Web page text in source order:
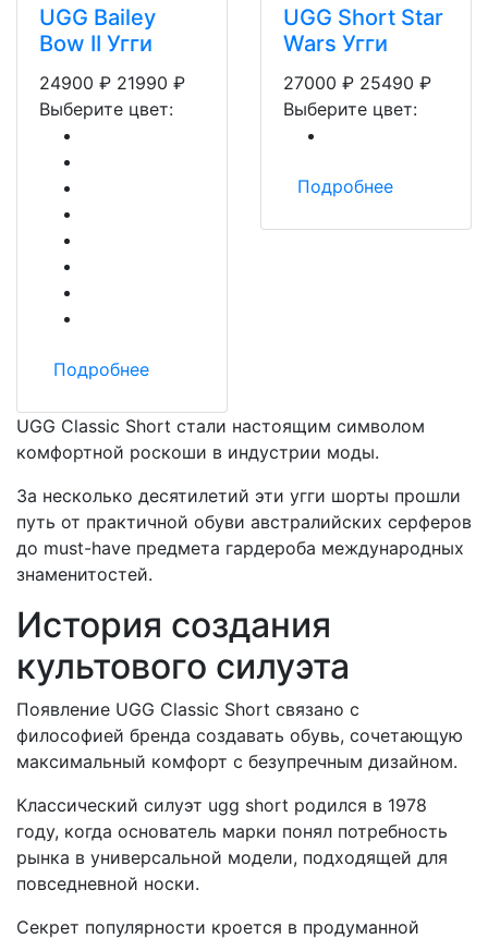
UGG Bailey
Bow II Угги
24900 ₽ 21990 ₽
Выберите цвет:
Подробнее
UGG Short Star
Wars Угги
27000 ₽ 25490 ₽
Выберите цвет:
Подробнее
UGG Classic Short стали настоящим символом
комфортной роскоши в индустрии моды.
За несколько десятилетий эти угги шорты прошли
путь от практичной обуви австралийских серферов
до must-have предмета гардероба международных
знаменитостей.
История создания
культового силуэта
Появление UGG Classic Short связано с
философией бренда создавать обувь, сочетающую
максимальный комфорт с безупречным дизайном.
Классический силуэт ugg short родился в 1978
году, когда основатель марки понял потребность
рынка в универсальной модели, подходящей для
повседневной носки.
Секрет популярности кроется в продуманной